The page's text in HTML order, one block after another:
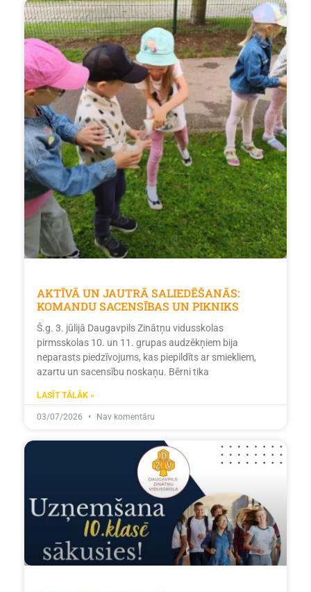
AKTĪVĀ UN JAUTRĀ SALIEDĒŠANĀS:
KOMANDU SACENSĪBAS UN PIKNIKS
Š.g. 3. jūlijā Daugavpils Zinātņu vidusskolas
pirmsskolas 10. un 11. grupas audzēkņiem bija
neparasts piedzīvojums, kas piepildīts ar smiekliem,
azartu un sacensību noskaņu. Bērni tika
LASĪT TĀLĀK »
03/07/2026 Nav komentāru